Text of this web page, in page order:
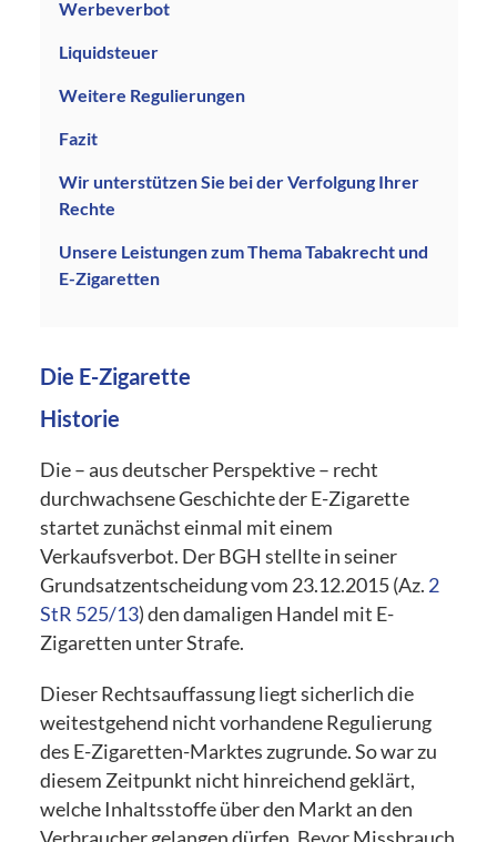
Werbeverbot
Liquidsteuer
Weitere Regulierungen
Fazit
Wir unterstützen Sie bei der Verfolgung Ihrer
Rechte
Unsere Leistungen zum Thema Tabakrecht und
E-Zigaretten
Die E-Zigarette
Historie
Die – aus deutscher Perspektive – recht
durchwachsene Geschichte der E-Zigarette
startet zunächst einmal mit einem
Verkaufsverbot. Der BGH stellte in seiner
Grundsatzentscheidung vom 23.12.2015 (Az. 2
StR 525/13) den damaligen Handel mit E-
Zigaretten unter Strafe.
Dieser Rechtsauffassung liegt sicherlich die
weitestgehend nicht vorhandene Regulierung
des E-Zigaretten-Marktes zugrunde. So war zu
diesem Zeitpunkt nicht hinreichend geklärt,
welche Inhaltsstoffe über den Markt an den